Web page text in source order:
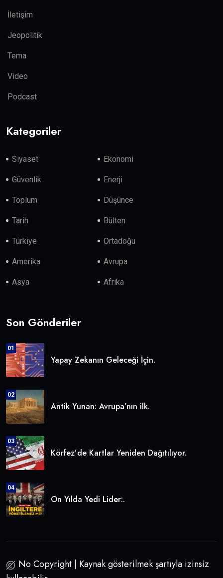
İletişim
Jeopolitik
Tema
Video
Podcast
Kategoriler
Siyaset Ekonomi
Güvenlik Enerji
Toplum Düşünce
Tarih Bülten
Türkiye Ortadoğu
Amerika Avrupa
Asya Afrika
Son Gönderiler
01
Yapay Zekanın Geleceği İçin.
02
Antik Yunan: Avrupa’nın ilk.
03
Körfez’de Kartlar Yeniden Dağıtılıyor.
04
On Yılda Yedi Lider:.
No Copyright | Kaynak gösterilmek şartıyla izinsiz